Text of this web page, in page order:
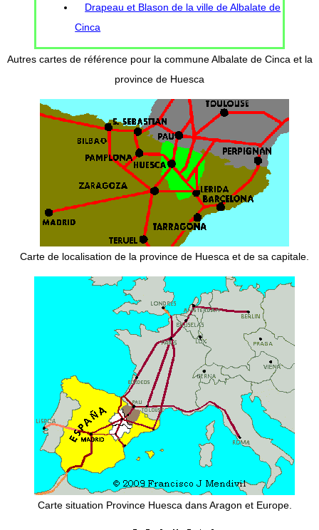
Drapeau et Blason de la ville de Albalate de
Cinca
Autres cartes de référence pour la commune Albalate de Cinca et la
province de Huesca
Carte de localisation de la province de Huesca et de sa capitale.
Carte situation Province Huesca dans Aragon et Europe.